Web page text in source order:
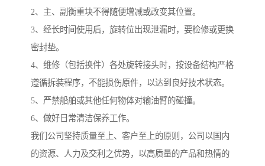
2、主、副衡重块不得随便增减或改变其位置。
3、经长时间使用后，旋转位出现泄漏时，要检修或更换
密封垫。
4、维修（包括换件）各处旋转接头时，按设备结构严格
遵循拆装程序，不能损伤原件，以达到良好技术状态。
5、严禁船舶或其他任何物体对输油臂的碰撞。
6、做好日常清洁保养工作。
我们公司坚持质量至上、客户至上的原则，公司以国内
的资源、人力及交利之优势，以高质量的产品和热情的